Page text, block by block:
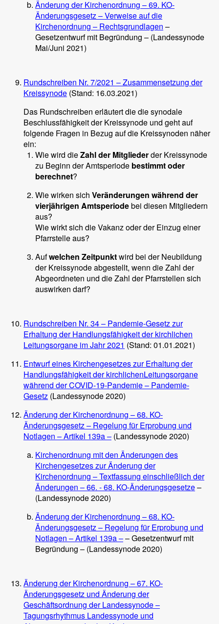
Änderung der Kirchenordnung – 69. KO-
Änderungsgesetz – Verweise auf die
Kirchenordnung – Rechtsgrundlagen –
Gesetzentwurf mit Begründung – (Landessynode
Mai/Juni 2021)
Rundschreiben Nr. 7/2021 – Zusammensetzung der
Kreissynode (Stand: 16.03.2021)
Das Rundschreiben erläutert die die synodale
Beschlussfähigkeit der Kreissynode und geht auf
folgende Fragen in Bezug auf die Kreissynoden näher
ein:
Wie wird dieZahl der Mitgliederder Kreissynode
zu Beginn der Amtsperiode bestimmt oder
berechnet?
Wie wirken sich Veränderungen während der
vierjährigen Amtsperiodebei diesen Mitgliedern
aus?
Wie wirkt sich die Vakanz oder der Einzug einer
Pfarrstelle aus?
Aufwelchen Zeitpunktwird bei der Neubildung
der Kreissynode abgestellt, wenn die Zahl der
Abgeordneten und die Zahl der Pfarrstellen sich
auswirken darf?
Rundschreiben Nr. 34 – Pandemie-Gesetz zur
Erhaltung der Handlungsfähigkeit der kirchlichen
Leitungsorgane im Jahr 2021 (Stand: 01.01.2021)
Entwurf eines Kirchengesetzes zur Erhaltung der
Handlungsfähigkeit der kirchlichenLeitungsorgane
während der COVID-19-Pandemie – Pandemie-
Gesetz (Landessynode 2020)
Änderung der Kirchenordnung – 68. KO-
Änderungsgesetz – Regelung für Erprobung und
Notlagen – Artikel 139a – (Landessynode 2020)
Kirchenordnung mit den Änderungen des
Kirchengesetzes zur Änderung der
Kirchenordnung – Textfassung einschließlich der
Änderungen – 66. - 68. KO-Änderungsgesetze–
(Landessynode 2020)
Änderung der Kirchenordnung – 68. KO-
Änderungsgesetz – Regelung für Erprobung und
Notlagen – Artikel 139a –– Gesetzentwurf mit
Begründung – (Landessynode 2020)
Änderung der Kirchenordnung – 67. KO-
Änderungsgesetz und Änderung der
Geschäftsordnung der Landessynode –
Tagungsrhythmus Landessynode und